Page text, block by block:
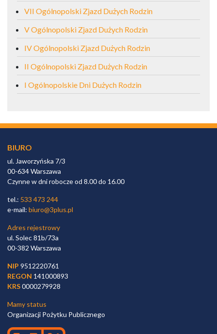
VII Ogólnopolski Zjazd Dużych Rodzin
V Ogólnopolski Zjazd Dużych Rodzin
IV Ogólnopolski Zjazd Dużych Rodzin
II Ogólnopolski Zjazd Dużych Rodzin
I Ogólnopolskie Dni Dużych Rodzin
BIURO
ul. Jaworzyńska 7/3
00-634 Warszawa
Czynne w dni robocze od 8.00 do 16.00
tel.: 533 473 244
e-mail: biuro@3plus.pl
Adres rejestrowy
ul. Solec 81b/73a
00-382 Warszawa
NIP 9512220761
REGON 141000893
KRS0000279928
Mamy status
Organizacji Pożytku Publicznego